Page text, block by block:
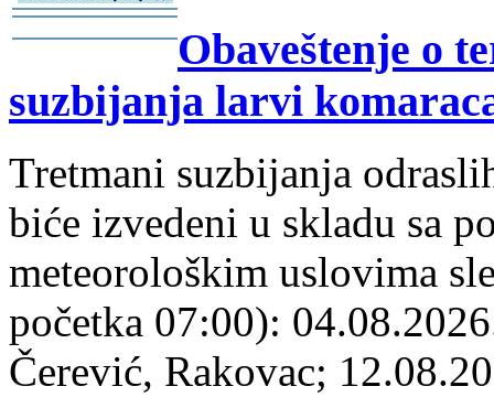
-
Obaveštenje o
suzbijanja larvi
Tretmani suzbijanja
biće izvedeni u skladu sa
meteorološkim uslovima
početka 07:00):
Čerević, Rakovac;